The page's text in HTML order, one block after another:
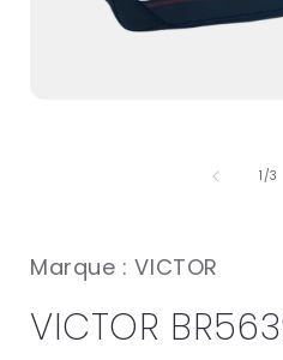
1 /de
3
Marque : VICTOR
VICTOR